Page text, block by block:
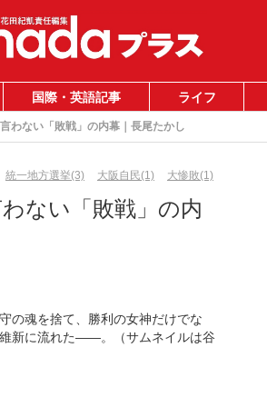
国際・英語記事 ライフ
わない「敗戦」の内幕｜長尾たかし
統一地方選挙(3) 大阪自民(1) 大惨敗(1)
ない「敗戦」の内
の魂を捨て、勝利の女神だけでな
新に流れた――。（サムネイルは谷